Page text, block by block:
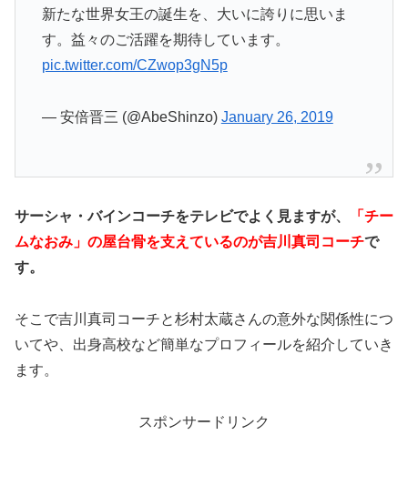
新たな世界女王の誕生を、大いに誇りに思いま
す。益々のご活躍を期待しています。
pic.twitter.com/CZwop3gN5p
— 安倍晋三 (@AbeShinzo) January 26, 2019
サーシャ・バインコーチをテレビでよく見ますが、
「チー
ムなおみ」の屋台骨を支えているのが吉川真司コーチで
す。
そこで吉川真司コーチと杉村太蔵さんの意外な関係性につ
いてや、出身高校など簡単なプロフィールを紹介していき
ます。
スポンサードリンク